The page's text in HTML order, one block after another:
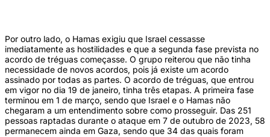
Por outro lado, o Hamas exigiu que Israel cessasse
imediatamente as hostilidades e que a segunda fase prevista no
acordo de tréguas começasse. O grupo reiterou que não tinha
necessidade de novos acordos, pois já existe um acordo
assinado por todas as partes. O acordo de tréguas, que entrou
em vigor no dia 19 de janeiro, tinha três etapas. A primeira fase
terminou em 1 de março, sendo que Israel e o Hamas não
chegaram a um entendimento sobre como prosseguir. Das 251
pessoas raptadas durante o ataque em 7 de outubro de 2023, 58
permanecem ainda em Gaza, sendo que 34 das quais foram